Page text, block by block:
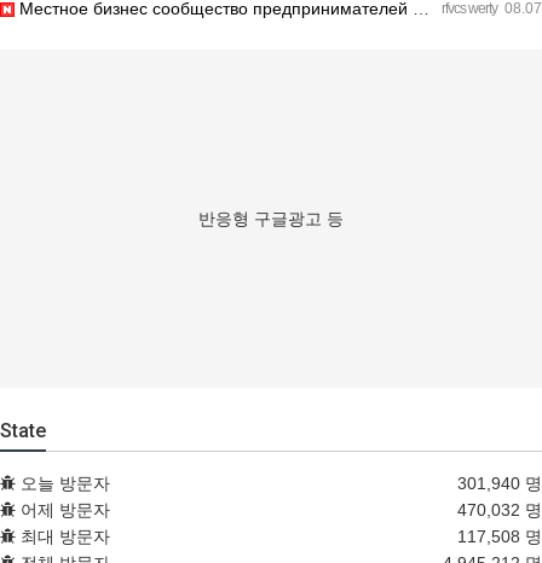
rfvcs werty 08.07
Местное бизнес сообщество предпринимателей в Санкт-Петербург…
반응형 구글광고 등
State
오늘 방문자
301,940 명
어제 방문자
470,032 명
최대 방문자
117,508 명